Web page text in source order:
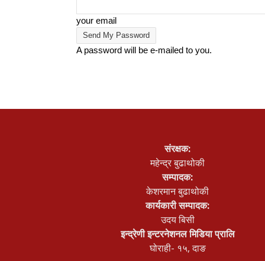
your email
A password will be e-mailed to you.
संरक्षक:
महेन्द्र बुढाथोकी
सम्पादक:
केशरमान बुढाथोकी
कार्यकारी सम्पादक:
उदय बिसी
इन्द्रेणी इन्टरनेशनल मिडिया प्रालि
घोराही- १५, दाङ